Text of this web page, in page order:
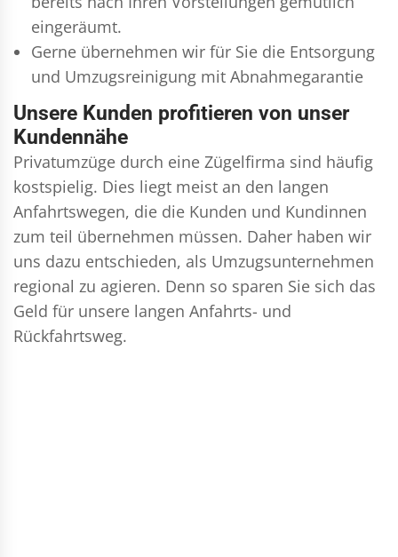
eingeräumt.
Gerne übernehmen wir für Sie die Entsorgung
und Umzugsreinigung mit Abnahmegarantie
Unsere Kunden profitieren von unser
Kundennähe
Privatumzüge durch eine Zügelfirma sind häufig
kostspielig. Dies liegt meist an den langen
Anfahrtswegen, die die Kunden und Kundinnen
zum teil übernehmen müssen. Daher haben wir
uns dazu entschieden, als Umzugsunternehmen
regional zu agieren. Denn so sparen Sie sich das
Geld für unsere langen Anfahrts- und
Rückfahrtsweg.